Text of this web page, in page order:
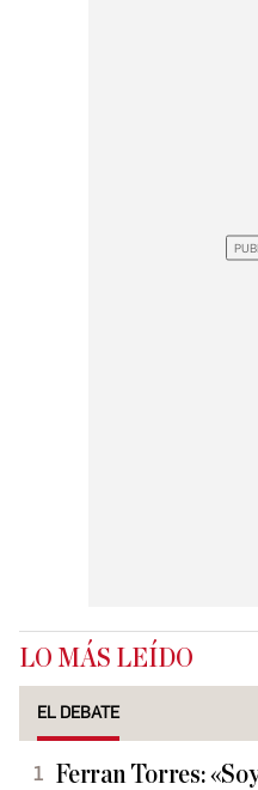
LO MÁS LEÍDO
EL DEBATE
Ferran Torres: